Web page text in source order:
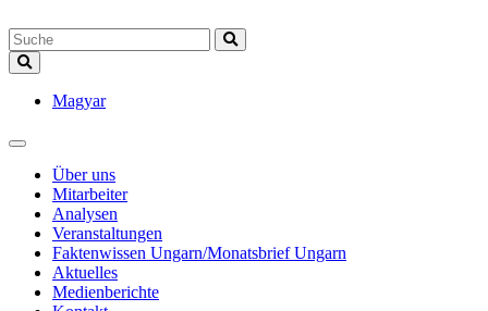
Magyar
Über uns
Mitarbeiter
Analysen
Veranstaltungen
Faktenwissen Ungarn/Monatsbrief Ungarn
Aktuelles
Medienberichte